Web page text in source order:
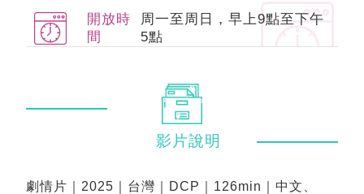
開放時
間
周一至周日，早上9點至下午
5點
影片說明
劇情片｜2025｜台灣｜DCP｜126min｜中文、